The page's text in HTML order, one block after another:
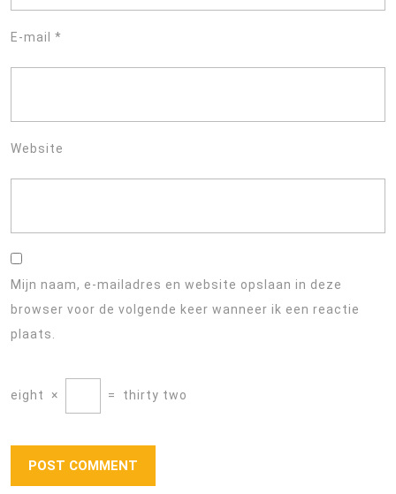
E-mail *
Website
Mijn naam, e-mailadres en website opslaan in deze
browser voor de volgende keer wanneer ik een reactie
plaats.
eight × = thirty two